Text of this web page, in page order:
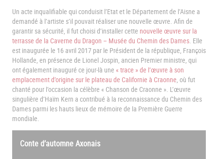
Un acte inqualifiable qui conduisit l’Etat et le Département de l’Aisne a
demandé à l’artiste s’il pouvait réaliser une nouvelle œuvre. Afin de
garantir sa sécurité, il fut choisi d’installer cette nouvelle œuvre sur la
terrasse de la Caverne du Dragon – Musée du Chemin des Dames . Elle
est inaugurée le 16 avril 2017 par le Président de la république, François
Hollande, en présence de Lionel Jospin, ancien Premier ministre, qui
ont également inauguré ce jour-là une « trace » de l’œuvre à son
emplacement d’origine sur le plateau de Californie à Craonne , où fut
chanté pour l’occasion la célèbre « Chanson de Craonne ». L’œuvre
singulière d’Haïm Kern a contribué à la reconnaissance du Chemin des
Dames parmi les hauts lieux de mémoire de la Première Guerre
mondiale.
Conte d’automne Axonais